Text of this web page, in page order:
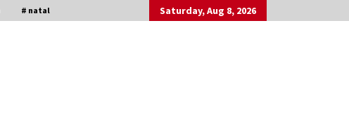
# natal Saturday, Aug 8, 2026